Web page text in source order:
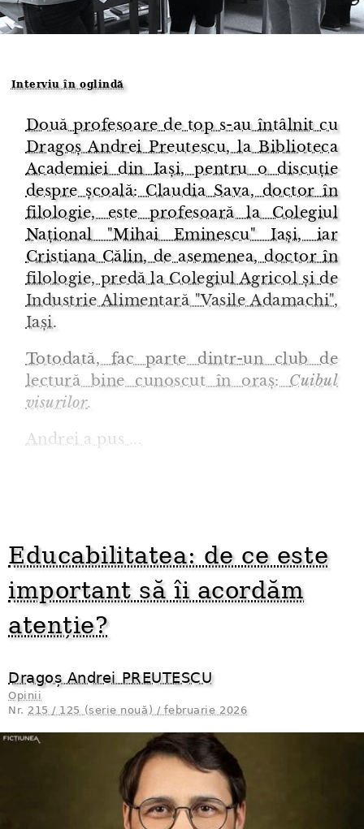
Interviu în oglindă
Două profesoare de top s-au întâlnit cu
Dragoș Andrei Preutescu, la Biblioteca
Academiei din Iași, pentru o discuție
despre școală: Claudia Sava, doctor în
filologie, este profesoară la Colegiul
Național "Mihai Eminescu" Iași, iar
Cristiana Călin, de asemenea, doctor în
filologie, predă la Colegiul Agricol și de
Industrie Alimentară "Vasile Adamachi",
Iași.
Totodată, fac parte dintr-un club de
lectură bine cunoscut în oraș: Cuibul
visurilor.
Andrei a pus ...
Educabilitatea: de ce este
important să îi acordăm
atenție?
Dragoș Andrei PREUTESCU
Opinii
Nr. 215 / 125 (serie nouă) / februarie 2026